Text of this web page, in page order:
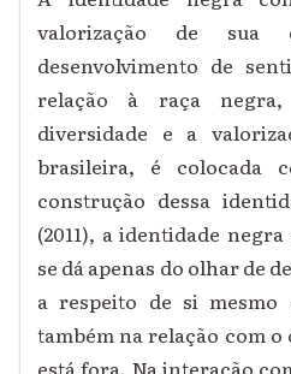
valorização de sua
desenvolvimento de
relação à raça
diversidade e a
brasileira, é colocada
construção dessa
(2011), a identidade
se dá apenas do olhar de
a respeito de si
também na relação com
está fora. Na interação